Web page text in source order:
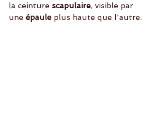
la ceinture scapulaire, visible par
une épaule plus haute que l'autre.